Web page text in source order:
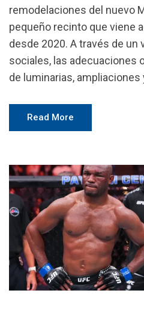
remodelaciones del nuevo
pequeño recinto que viene
desde 2020. A través de un
sociales, las adecuaciones
de luminarias, ampliaciones
Read More